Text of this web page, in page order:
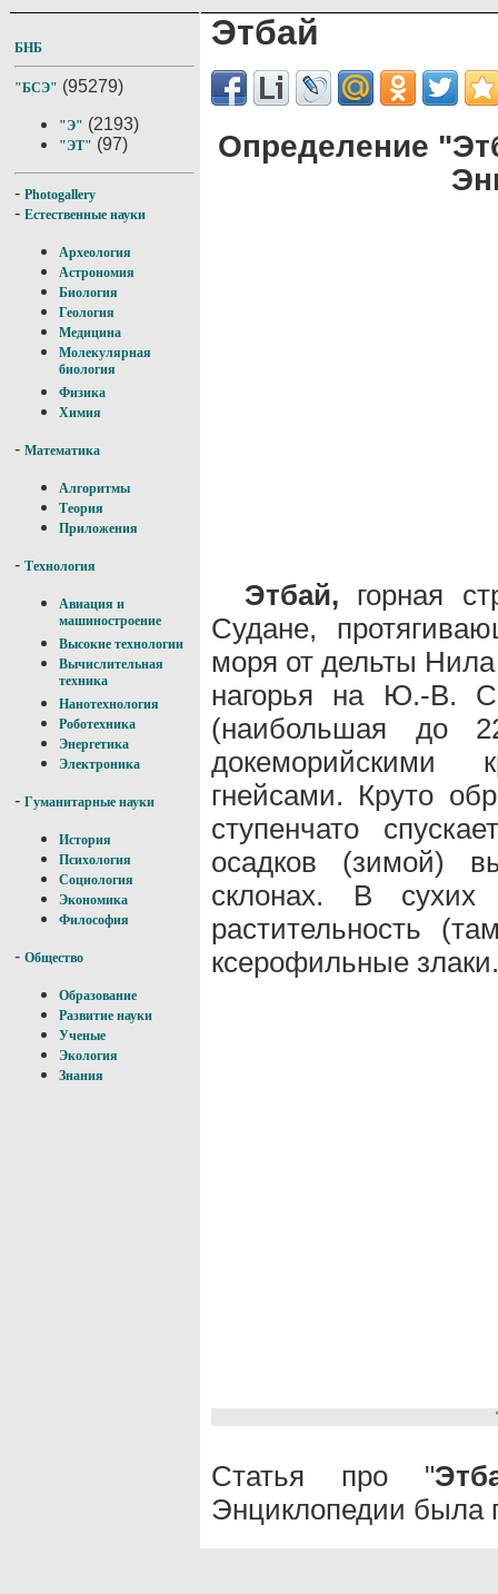
БНБ
"БСЭ" (95279)
"Э" (2193)
"ЭТ" (97)
- Photogallery
- Естественные науки
Археология
Астрономия
Биология
Геология
Медицина
Молекулярная
биология
Физика
Химия
- Математика
Алгоритмы
Теория
Приложения
- Технология
Авиация и
машиностроение
Высокие технологии
Вычислительная
техника
Нанотехнология
Роботехника
Энергетика
Электроника
- Гуманитарные науки
История
Психология
Социология
Экономика
Философия
- Общество
Образование
Развитие науки
Ученые
Экология
Знания
Этбай
Определение
Этбай, горная
Судане,
моря от дельты
нагорья на Ю.-В.
(наибольшая до
докеморийскими
гнейсами. Круто
ступенчато
осадков (зимой)
склонах. В сухих
растительность
ксерофильные злаки.
Статья про "
Энциклопедии была